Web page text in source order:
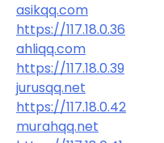
asikqq.com
https://117.18.0.36
ahliqq.com
https://117.18.0.39
jurusqq.net
https://117.18.0.42
murahqq.net